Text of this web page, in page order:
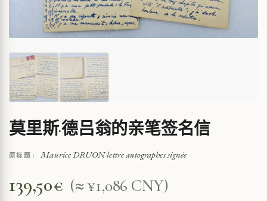
莫里斯·德吕翁的亲笔签名信
原标题 : Maurice DRUON lettre autographes signée
139,50€ (≈ ¥1,086 CNY)